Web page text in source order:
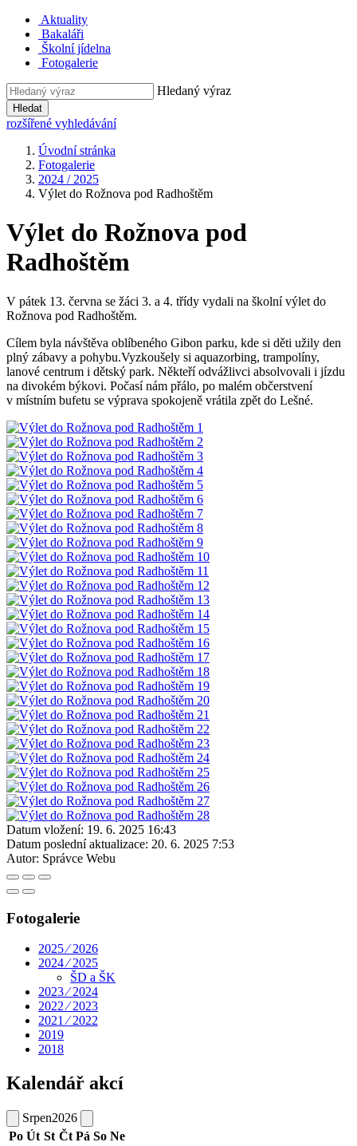
Aktuality
Bakaláři
Školní jídelna
Fotogalerie
Hledaný výraz
Hledat
rozšířené vyhledávání
Úvodní stránka
Fotogalerie
2024 / 2025
Výlet do Rožnova pod Radhoštěm
Výlet do Rožnova pod
Radhoštěm
V pátek 13. června se žáci 3. a 4. třídy vydali na školní výlet do
Rožnova pod Radhoštěm.
Cílem byla návštěva oblíbeného Gibon parku, kde si děti užily den
plný zábavy a pohybu.Vyzkoušely si aquazorbing, trampolíny,
lanové centrum i dětský park. Někteří odvážlivci absolvovali i jízdu
na divokém býkovi. Počasí nám přálo, po malém občerstvení
v místním bufetu se výprava spokojeně vrátila zpět do Lešné.
Datum vložení: 19. 6. 2025 16:43
Datum poslední aktualizace: 20. 6. 2025 7:53
Autor: Správce Webu
Fotogalerie
2025 ⁄ 2026
2024 ⁄ 2025
ŠD a ŠK
2023 ⁄ 2024
2022 ⁄ 2023
2021 ⁄ 2022
2019
2018
Kalendář akcí
Srpen2026
Po Út St Čt Pá So Ne